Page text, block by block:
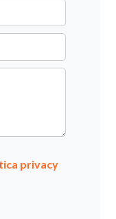
privacy